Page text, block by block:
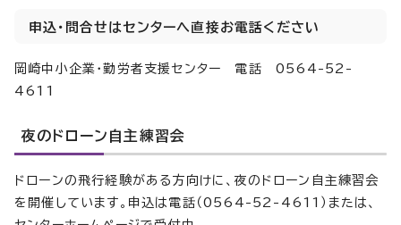
申込・問合せはセンターへ直接お電話ください
岡崎中小企業・勤労者支援センター 電話 0564-52-
4611
夜のドローン自主練習会
ドローンの飛行経験がある方向けに、夜のドローン自主練習会
を開催しています。申込は電話（0564-52-4611）または、